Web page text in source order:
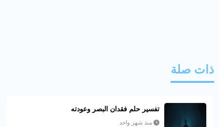
ذات صلة
تفسير حلم فقدان البصر وعودته
منذ شهر واحد